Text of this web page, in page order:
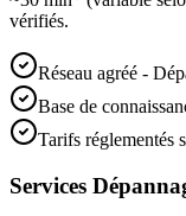
vérifiés.
Réseau agréé -
Base de
Tarifs réglementés
Services